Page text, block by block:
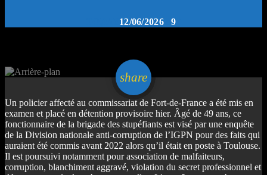
12/06/2026 9
share
email
Un policier affecté au commissariat de Fort-de-France a été mis en
examen et placé en détention provisoire hier. Âgé de 49 ans, ce
fonctionnaire de la brigade des stupéfiants est visé par une enquête
de la Division nationale anti-corruption de l’IGPN pour des faits qui
auraient été commis avant 2022 alors qu’il était en poste à Toulouse.
Il est poursuivi notamment pour association de malfaiteurs,
corruption, blanchiment aggravé, violation du secret professionnel et